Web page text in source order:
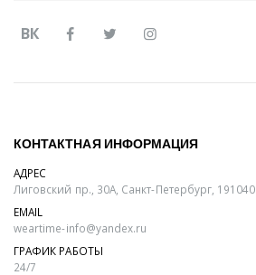
ВК
КОНТАКТНАЯ ИНФОРМАЦИЯ
АДРЕС
Лиговский пр., 30А, Санкт-Петербург, 191040
EMAIL
weartime-info@yandex.ru
ГРАФИК РАБОТЫ
24/7